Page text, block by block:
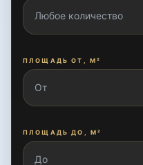
ПЛОЩАДЬ ОТ, М²
ПЛОЩАДЬ ДО, М²